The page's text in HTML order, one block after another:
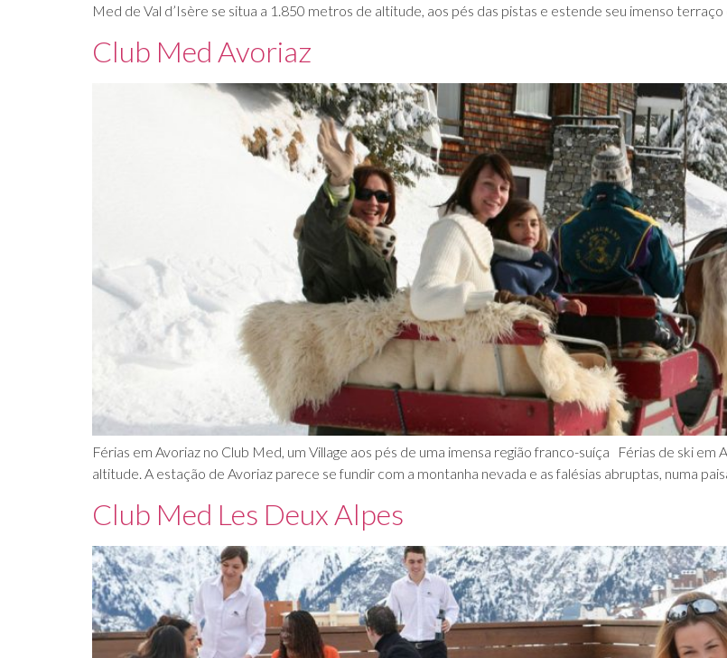
Med de Val d’Isère se situa a 1.850 metros de altitude, aos pés das pistas e estende seu imenso
Club Med Avoriaz
Férias em Avoriaz no Club Med, um Village aos pés de uma imensa região franco-suíça Férias de ski
altitude. A estação de Avoriaz parece se fundir com a montanha nevada e as falésias abruptas, numa
Club Med Les Deux Alpes